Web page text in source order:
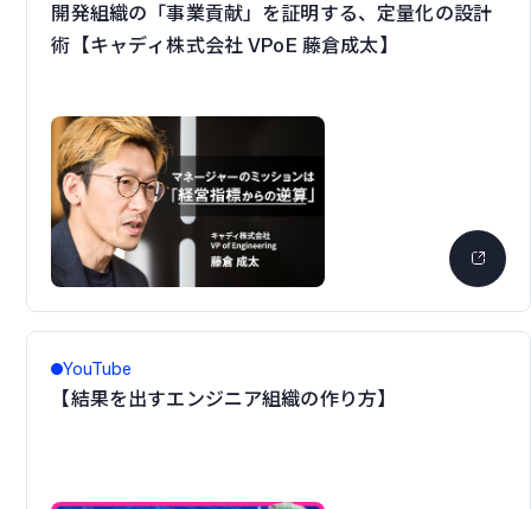
開発組織の「事業貢献」を証明する、定量化の設計
術【キャディ株式会社 VPoE 藤倉成太】
YouTube
【結果を出すエンジニア組織の作り方】